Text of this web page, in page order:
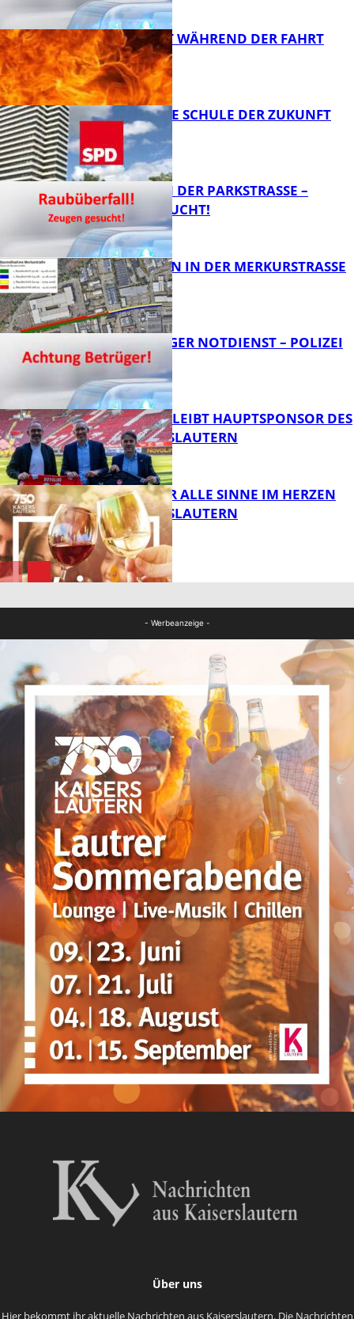
FB News
FB News
AUTO FÄNGT WÄHREND DER FAHRT
FEUER
WIE SIEHT DIE SCHULE DER ZUKUNFT
AUS?
FB News
ÜBERFALL IN DER PARKSTRASSE – Z
EUGEN GESUCHT!
BAUARBEITEN IN DER MERKURSTRASSE
FB News
FRAGWÜRDIGER NOTDIENST – POLIZEI
WARNT
FB News
NOVOLINE BLEIBT HAUPTSPONSOR DES
1. FC KAISERSLAUTERN
GENÜSSE FÜR ALLE SINNE IM HERZEN
VON KAISERSLAUTERN
- Werbeanzeige -
Über uns
Hier bekommt ihr aktuelle Nachrichten aus Kaiserslautern. Die Nachrichten